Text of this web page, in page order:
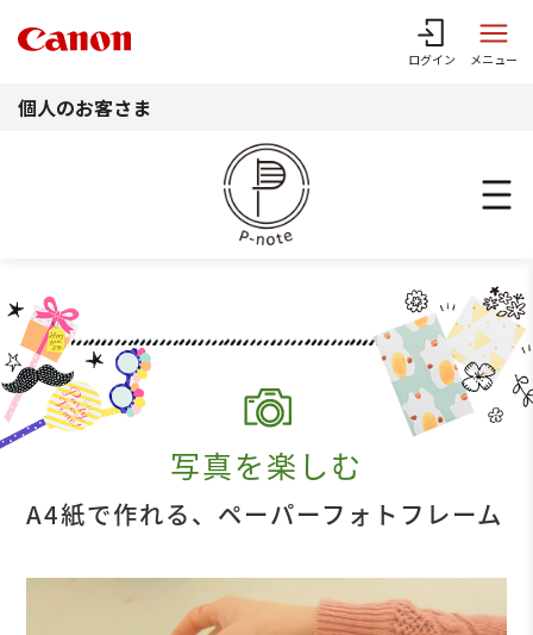
ログイン メニュー
個人のお客さま
写真を楽しむ
A4紙で作れる、ペーパーフォトフレーム